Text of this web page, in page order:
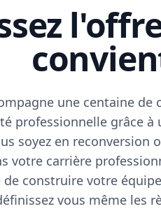
une centaine
professionnelle grâce
soyez en reconversion
votre carrière
construire votre
vous même les